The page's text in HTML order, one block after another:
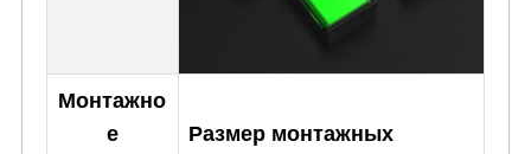
Монтажно
е
Размер монтажных